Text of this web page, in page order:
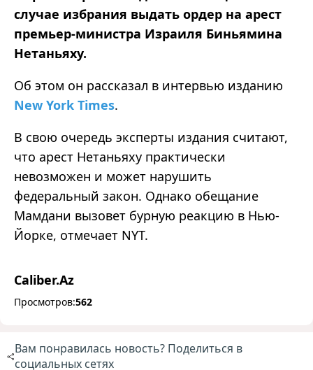
случае избрания выдать ордер на арест
премьер-министра Израиля Биньямина
Нетаньяху.
Об этом он рассказал в интервью изданию
New York Times.
В свою очередь эксперты издания считают,
что арест Нетаньяху практически
невозможен и может нарушить
федеральный закон. Однако обещание
Мамдани вызовет бурную реакцию в Нью-
Йорке, отмечает NYT.
Caliber.Az
Просмотров:562
Вам понравилась новость? Поделиться в
социальных сетях